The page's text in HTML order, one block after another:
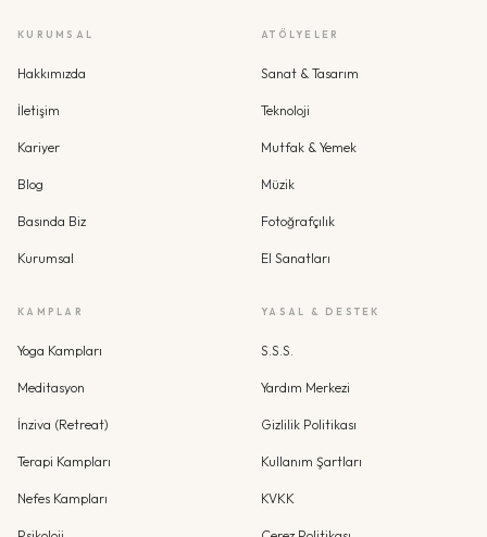
KURUMSAL
Hakkımızda
İletişim
Kariyer
Blog
Basında Biz
Kurumsal
ATÖLYELER
Sanat & Tasarım
Teknoloji
Mutfak & Yemek
Müzik
Fotoğrafçılık
El Sanatları
KAMPLAR
Yoga Kampları
Meditasyon
İnziva (Retreat)
Terapi Kampları
Nefes Kampları
YASAL & DESTEK
S.S.S.
Yardım Merkezi
Gizlilik Politikası
Kullanım Şartları
KVKK